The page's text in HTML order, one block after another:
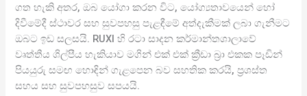
ගත හැකි අතර, ඔබ යෝගා කරන විට, යෝග්‍යතාවයෙන් හෝ
දිවීමේදී ස්ථාවර සහ සුවපහසු පැළඳීමේ අත්දැකීමක් ලබා ගැනීමට
ඔබට ඉඩ සලසයි. RUXI හි රටා සාදන කර්මාන්තශාලාවේ
වෘත්තීය ශිල්පීය හැකියාව මගින් එක් එක් ක්‍රීඩා බ්‍රා එකක පෑඩින්
පියයුරු සමඟ හොඳින් ගැළපෙන බව සහතික කරයි, ප්‍රශස්ත
සහය සහ සුවපහසුව සපයයි.